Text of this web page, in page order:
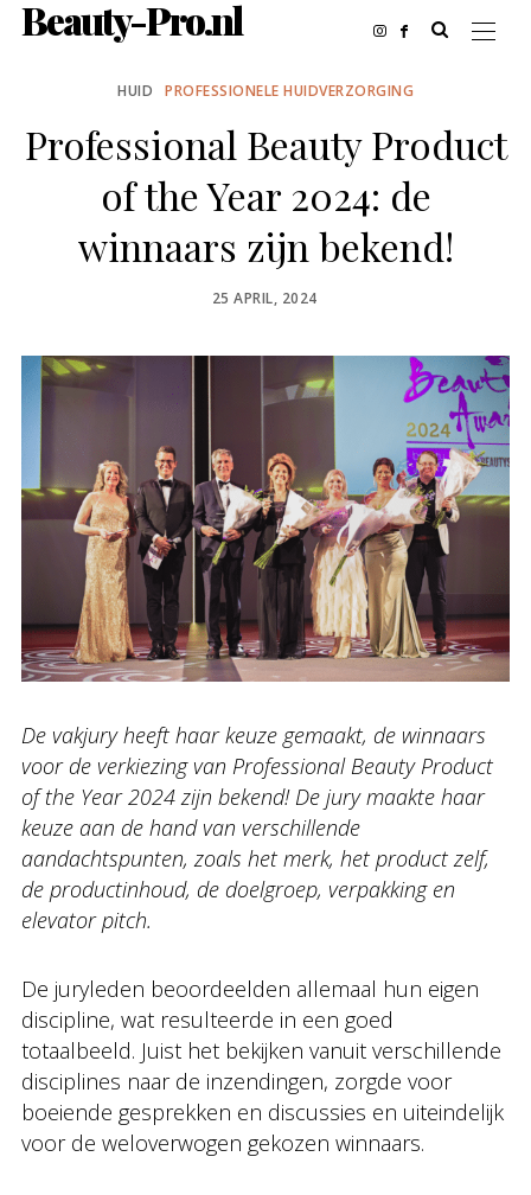
Beauty-Pro.nl
HUID PROFESSIONELE HUIDVERZORGING
Professional Beauty Product
of the Year 2024: de
winnaars zijn bekend!
POSTED
25 APRIL, 2024
De vakjury heeft haar keuze gemaakt, de winnaars
voor de verkiezing van Professional Beauty Product
of the Year 2024 zijn bekend! De jury maakte haar
keuze aan de hand van verschillende
aandachtspunten, zoals het merk, het product zelf,
de productinhoud, de doelgroep, verpakking en
elevator pitch.
De juryleden beoordeelden allemaal hun eigen
discipline, wat resulteerde in een goed
totaalbeeld. Juist het bekijken vanuit verschillende
disciplines naar de inzendingen, zorgde voor
boeiende gesprekken en discussies en uiteindelijk
voor de weloverwogen gekozen winnaars.